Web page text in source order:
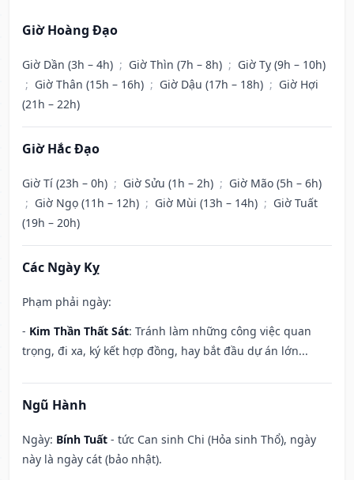
Giờ Hoàng Đạo
Giờ Dần (3h – 4h) ; Giờ Thìn (7h – 8h) ; Giờ Tỵ (9h – 10h)
; Giờ Thân (15h – 16h) ; Giờ Dậu (17h – 18h) ; Giờ Hợi
(21h – 22h)
Giờ Hắc Đạo
Giờ Tí (23h – 0h) ; Giờ Sửu (1h – 2h) ; Giờ Mão (5h – 6h)
; Giờ Ngọ (11h – 12h) ; Giờ Mùi (13h – 14h) ; Giờ Tuất
(19h – 20h)
Các Ngày Kỵ
Phạm phải ngày:
- Kim Thần Thất Sát: Tránh làm những công việc quan
trọng, đi xa, ký kết hợp đồng, hay bắt đầu dự án lớn...
Ngũ Hành
Ngày: Bính Tuất - tức Can sinh Chi (Hỏa sinh Thổ), ngày
này là ngày cát (bảo nhật).